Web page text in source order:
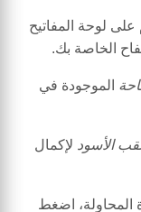
على لوحة المفاتيح
الخاصة بك.
الموجودة في
الأسود لإكمال
المحاولة، اضغط